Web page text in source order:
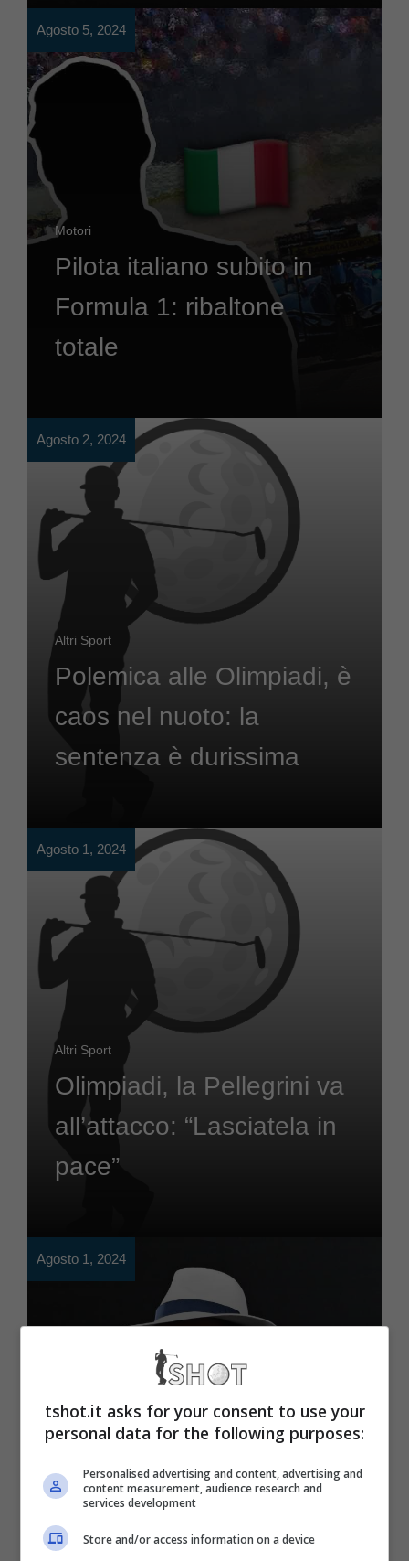
Agosto 5, 2024
Motori
Pilota italiano subito in
Formula 1: ribaltone
totale
Agosto 2, 2024
Altri Sport
Polemica alle Olimpiadi, è
caos nel nuoto: la
sentenza è durissima
Agosto 1, 2024
Altri Sport
Olimpiadi, la Pellegrini va
all’attacco: “Lasciatela in
pace”
Agosto 1, 2024
Parigi 2024, il video fa
impazzire i fan: gaffe di Al
tshot.it asks for your consent to use your
personal data for the following purposes:
Personalised advertising and content, advertising and
content measurement, audience research and
services development
Store and/or access information on a device